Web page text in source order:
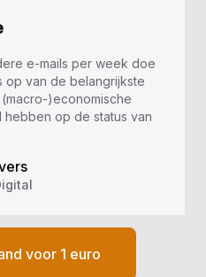
e-mails per week doe
op van de belangrijkste
)economische
op de status van
voor 1 euro